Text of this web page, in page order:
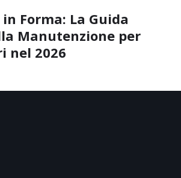
Forma: La Guida
Manutenzione per
nel 2026